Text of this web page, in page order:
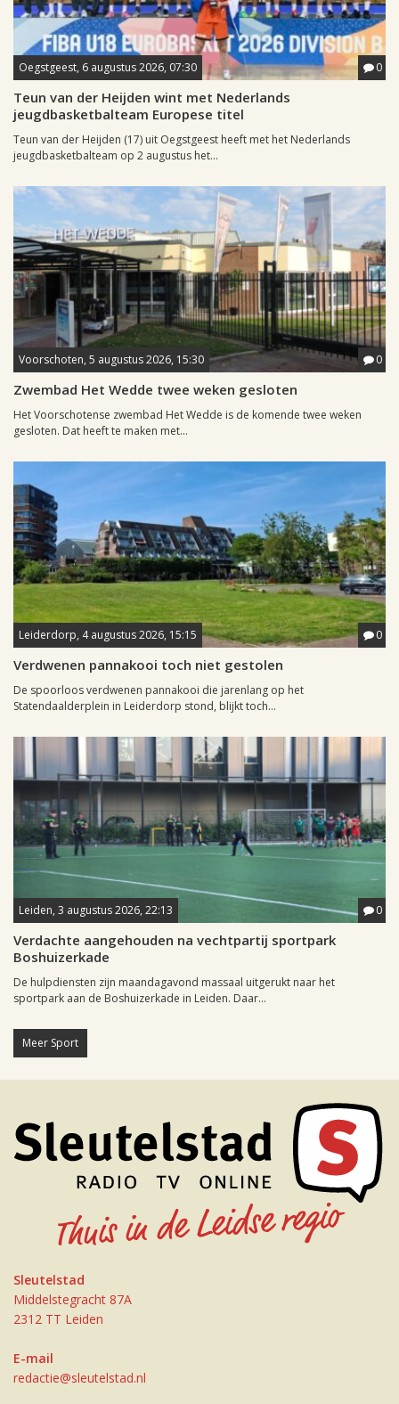
Oegstgeest, 6 augustus 2026, 07:30 0
Teun van der Heijden wint met Nederlands
jeugdbasketbalteam Europese titel
Teun van der Heijden (17) uit Oegstgeest heeft met het Nederlands
jeugdbasketbalteam op 2 augustus het...
Voorschoten, 5 augustus 2026, 15:30 0
Zwembad Het Wedde twee weken gesloten
Het Voorschotense zwembad Het Wedde is de komende twee weken
gesloten. Dat heeft te maken met...
Leiderdorp, 4 augustus 2026, 15:15 0
Verdwenen pannakooi toch niet gestolen
De spoorloos verdwenen pannakooi die jarenlang op het
Statendaalderplein in Leiderdorp stond, blijkt toch...
Leiden, 3 augustus 2026, 22:13 0
Verdachte aangehouden na vechtpartij sportpark
Boshuizerkade
De hulpdiensten zijn maandagavond massaal uitgerukt naar het
sportpark aan de Boshuizerkade in Leiden. Daar...
Meer Sport
Sleutelstad
Middelstegracht 87A
2312 TT Leiden
E-mail
redactie@sleutelstad.nl